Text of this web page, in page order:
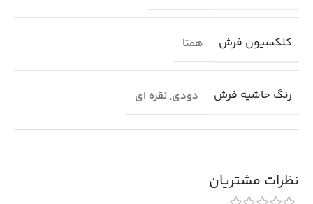
کلکسیون فرش همتا
رنگ حاشیه فرش دودی, نقره ای
نظرات مشتریان